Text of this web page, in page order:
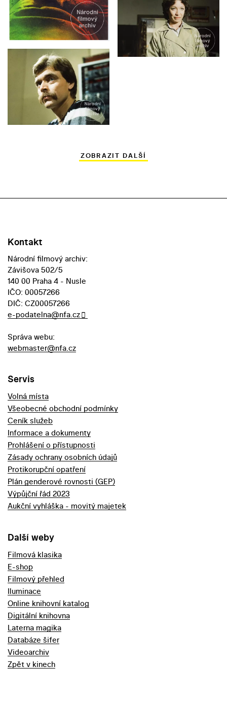
ZOBRAZIT DALŠÍ
Kontakt
Národní filmový archiv:
Závišova 502/5
140 00 Praha 4 - Nusle
IČO: 00057266
DIČ: CZ00057266
e-podatelna@nfa.cz
Správa webu:
webmaster@nfa.cz
Servis
Volná místa
Všeobecné obchodní podmínky
Ceník služeb
Informace a dokumenty
Prohlášení o přístupnosti
Zásady ochrany osobních údajů
Protikorupční opatření
Plán genderové rovnosti (GEP)
Výpůjční řád 2023
Aukční vyhláška - movitý majetek
Další weby
Filmová klasika
E-shop
Filmový přehled
Iluminace
Online knihovní katalog
Digitální knihovna
Laterna magika
Databáze šifer
Videoarchiv
Zpět v kinech